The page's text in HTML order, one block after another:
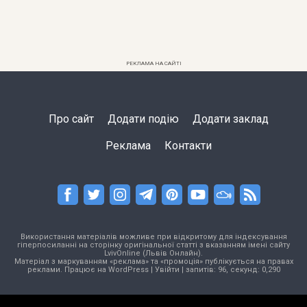
РЕКЛАМА НА САЙТІ
Про сайт Додати подію Додати заклад
Реклама Контакти
Використання матеріалів можливе при відкритому для індексування
гіперпосиланні на сторінку оригінальної статті з вказанням імені сайту
LvivOnline (Львів Онлайн).
Матеріал з маркуванням «реклама» та «промоція» публікується на правах
реклами. Працює на WordPress| Увійти | запитів: 96, секунд: 0,290